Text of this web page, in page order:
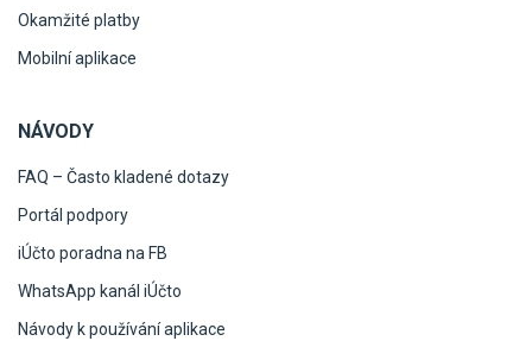
Okamžité platby
Mobilní aplikace
NÁVODY
FAQ – Často kladené dotazy
Portál podpory
iÚčto poradna na FB
WhatsApp kanál iÚčto
Návody k používání aplikace